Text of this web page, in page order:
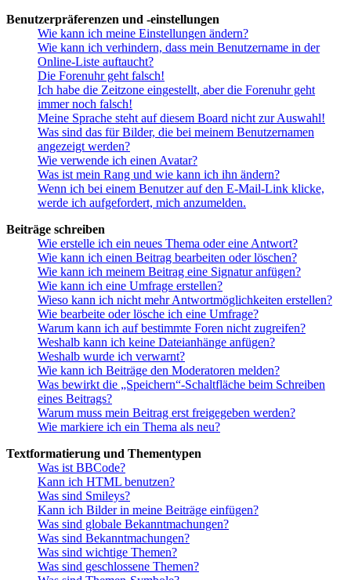
Benutzerpräferenzen und -einstellungen
Wie kann ich meine Einstellungen ändern?
Wie kann ich verhindern, dass mein Benutzername in der
Online-Liste auftaucht?
Die Forenuhr geht falsch!
Ich habe die Zeitzone eingestellt, aber die Forenuhr geht
immer noch falsch!
Meine Sprache steht auf diesem Board nicht zur Auswahl!
Was sind das für Bilder, die bei meinem Benutzernamen
angezeigt werden?
Wie verwende ich einen Avatar?
Was ist mein Rang und wie kann ich ihn ändern?
Wenn ich bei einem Benutzer auf den E-Mail-Link klicke,
werde ich aufgefordert, mich anzumelden.
Beiträge schreiben
Wie erstelle ich ein neues Thema oder eine Antwort?
Wie kann ich einen Beitrag bearbeiten oder löschen?
Wie kann ich meinem Beitrag eine Signatur anfügen?
Wie kann ich eine Umfrage erstellen?
Wieso kann ich nicht mehr Antwortmöglichkeiten erstellen?
Wie bearbeite oder lösche ich eine Umfrage?
Warum kann ich auf bestimmte Foren nicht zugreifen?
Weshalb kann ich keine Dateianhänge anfügen?
Weshalb wurde ich verwarnt?
Wie kann ich Beiträge den Moderatoren melden?
Was bewirkt die „Speichern“-Schaltfläche beim Schreiben
eines Beitrags?
Warum muss mein Beitrag erst freigegeben werden?
Wie markiere ich ein Thema als neu?
Textformatierung und Thementypen
Was ist BBCode?
Kann ich HTML benutzen?
Was sind Smileys?
Kann ich Bilder in meine Beiträge einfügen?
Was sind globale Bekanntmachungen?
Was sind Bekanntmachungen?
Was sind wichtige Themen?
Was sind geschlossene Themen?